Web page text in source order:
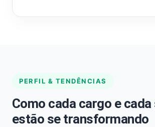
PERFIL & TENDÊNCIAS
Como cada cargo e
estão se transformando